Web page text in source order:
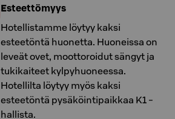
Esteettömyys
Hotellistamme löytyy kaksi
esteetöntä huonetta. Huoneissa on
leveät ovet, moottoroidut sängyt ja
tukikaiteet kylpyhuoneessa.
Hotellilta löytyy myös kaksi
esteetöntä pysäköintipaikkaa K1 -
hallista.